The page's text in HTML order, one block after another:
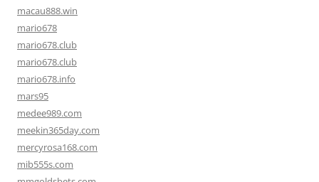
macau888.win
mario678
mario678.club
mario678.club
mario678.info
mars95
medee989.com
meekin365day.com
mercyrosa168.com
mib555s.com